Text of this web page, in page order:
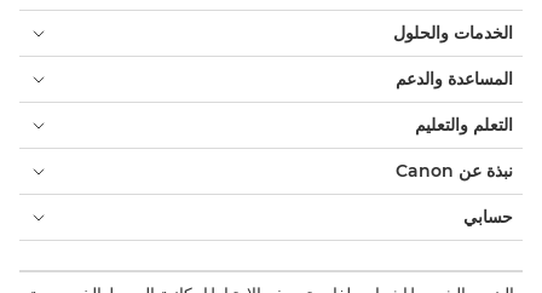
الخدمات والحلول
المساعدة والدعم
التعلم والتعليم
نبذة عن Canon
حسابي